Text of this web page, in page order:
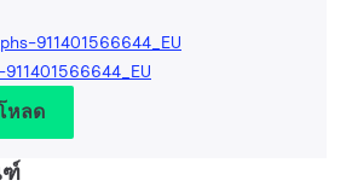
911401566644_EU
หลด
ฑ์